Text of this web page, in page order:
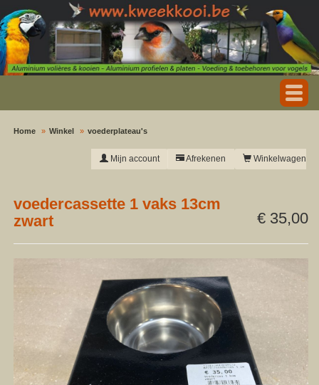
Home Winkel voederplateau's
Winkelwagen
Afrekenen
Mijn account
€ 35,00
voedercassette 1 vaks 13cm
zwart